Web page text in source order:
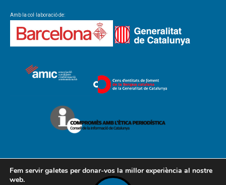
Amb la col·laboració de:
Fem servir galetes per donar-vos la millor experiència al nostre
web.